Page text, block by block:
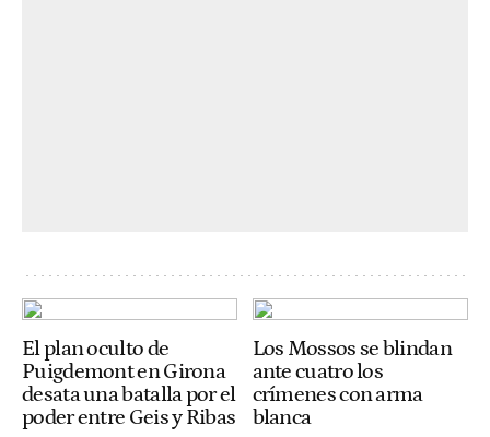
El plan oculto de
Puigdemont en Girona
desata una batalla por el
poder entre Geis y Ribas
Los Mossos se blindan
ante cuatro los
crímenes con arma
blanca